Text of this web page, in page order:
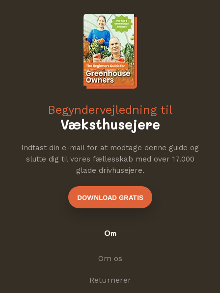
Begyndervejledning til
Væksthusejere
Indtast din e-mail for at modtage denne guide og
slutte dig til vores fællesskab med over 17.000
glade drivhusejere.
DOWNLOAD GRATIS
Om
Om os
Returnerer